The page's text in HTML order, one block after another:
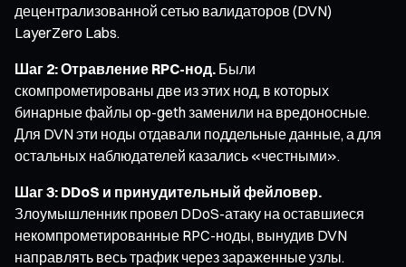
децентрализованной сетью валидаторов (DVN)
LayerZero Labs.
Шаг 2: Отравление RPC-нод. Были
скомпрометированы две из этих нод, в которых
бинарные файлы op-geth заменили на вредоносные.
Для DVN эти ноды отдавали поддельные данные, а для
остальных наблюдателей казались «честными».
Шаг 3: DDoS и принудительный фейловер.
Злоумышленник провел DDoS-атаку на оставшиеся
некомпрометированные RPC-ноды, вынудив DVN
направлять весь трафик через зараженные узлы.